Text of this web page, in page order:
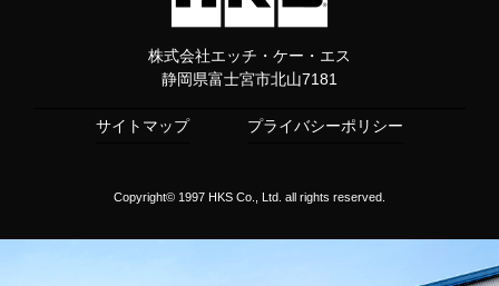
株式会社エッチ・ケー・エス
静岡県富士宮市北山7181
サイトマップ プライバシーポリシー
Copyright© 1997 HKS Co., Ltd. all rights reserved.